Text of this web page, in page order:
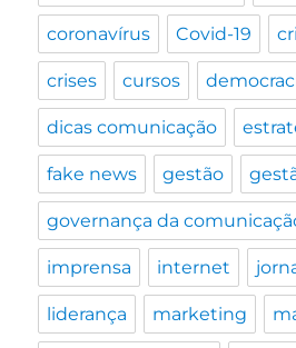
coronavírus Covid-19
crises cursos
dicas comunicação
fake news gestão
governança da
imprensa internet
liderança marketing